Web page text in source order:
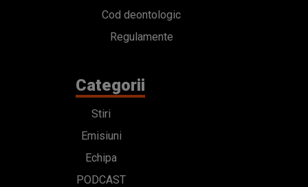
Cod deontologic
Regulamente
Categorii
Stiri
Emisiuni
Echipa
PODCAST